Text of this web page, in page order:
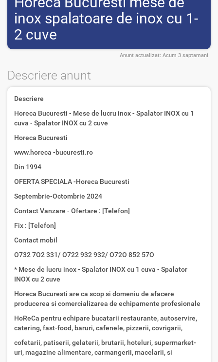
inox spalatoare de inox cu 1-
2 cuve
Anunt actualizat: Acum 3 saptamani
Descriere anunt
Descriere
Horeca Bucuresti - Mese de lucru inox - Spalator INOX cu 1
cuva - Spalator INOX cu 2 cuve
Horeca Bucuresti
www.horeca -bucuresti.ro
Din 1994
OFERTA SPECIALA -Horeca Bucuresti
Septembrie-Octombrie 2024
Contact Vanzare - Ofertare : [Telefon]
Fix : [Telefon]
Contact mobil
O732 7O2 331/ O722 932 932/ O72O 852 57O
* Mese de lucru inox - Spalator INOX cu 1 cuva - Spalator
INOX cu 2 cuve
Horeca Bucuresti are ca scop si domeniu de afacere
producerea si comercializarea de echipamente profesionale
HoReCa pentru echipare bucatarii restaurante, autoservire,
catering, fast-food, baruri, cafenele, pizzerii, covrigarii,
cofetarii, patiserii, gelaterii, brutarii, hoteluri, supermarket-
uri, magazine alimentare, carmangerii, macelarii, si